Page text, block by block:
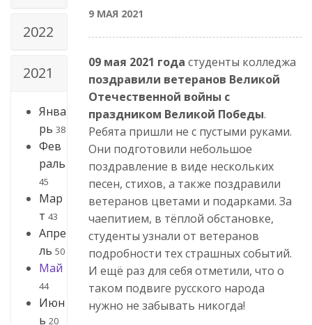
2022
2021
Янва
рь 38
Фев
раль
45
Мар
т 43
Апре
ль 50
Май
44
Июн
ь 20
9 МАЯ 2021
09 мая 2021 года студенты колледжа
поздравили ветеранов Великой
Отечественной войны с
праздником Великой Победы.
Ребята пришли не с пустыми руками.
Они подготовили небольшое
поздравление в виде нескольких
песен, стихов, а также поздравили
ветеранов цветами и подарками. За
чаепитием, в тёплой обстановке,
студенты узнали от ветеранов
подробности тех страшных событий.
И ещё раз для себя отметили, что о
таком подвиге русского народа
нужно не забывать никогда!